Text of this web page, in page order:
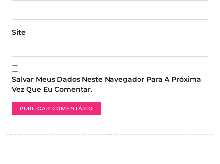
Site
Salvar Meus Dados Neste Navegador Para A Próxima
Vez Que Eu Comentar.